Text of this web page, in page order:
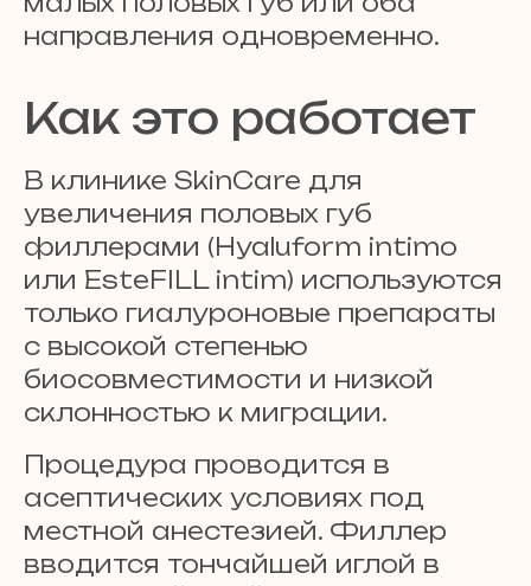
направления одновременно.
Как это работает
В клинике SkinCare для
увеличения половых губ
филлерами (Hyaluform intimo
или EsteFILL intim) используются
только гиалуроновые препараты
с высокой степенью
биосовместимости и низкой
склонностью к миграции.
Процедура проводится в
асептических условиях под
местной анестезией. Филлер
вводится тончайшей иглой в